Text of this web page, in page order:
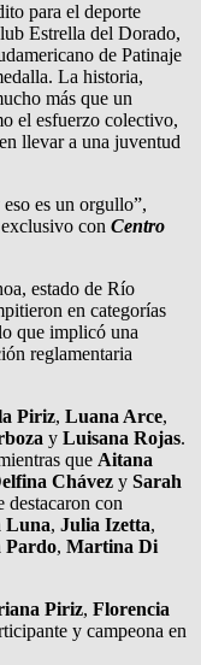
para el deporte
Estrella del Dorado,
de Patinaje
La historia,
más que un
el esfuerzo colectivo,
llevar a una juventud
es un orgullo”,
con Centro
estado de Río
en categorías
que implicó una
reglamentaria
Piriz, Luana Arce,
y Luisana Rojas.
que Aitana
Chávez y Sarah
destacaron con
Luna, Julia Izetta,
Pardo, Martina Di
Piriz, Florencia
y campeona en